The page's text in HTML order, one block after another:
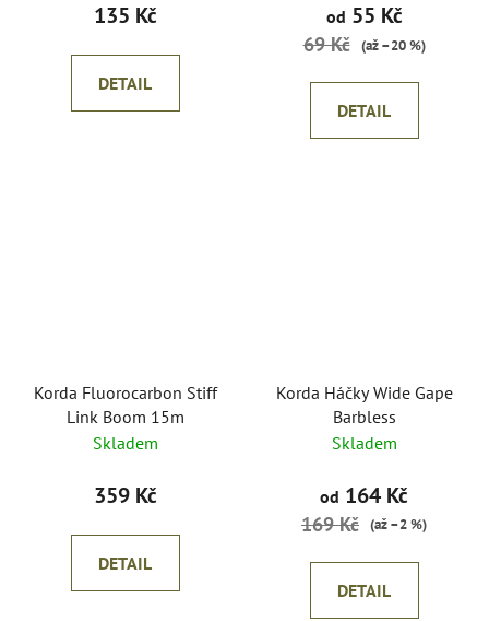
135 Kč
DETAIL
od 55 Kč
69 Kč (až –20 %)
DETAIL
Korda Fluorocarbon Stiff
Link Boom 15m
Skladem
359 Kč
DETAIL
Korda Háčky Wide Gape
Barbless
Skladem
od 164 Kč
169 Kč (až –2 %)
DETAIL